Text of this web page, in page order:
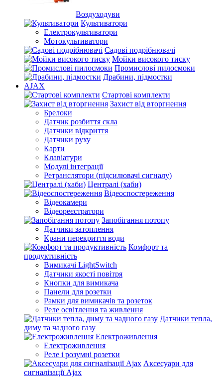
Воздуходуви
Культиватори
Електрокультиватори
Мотокультиватори
Садові подрібнювачі
Мойки високого тиску
Промислові пилосмоки
Драбини, підмостки
AJAX
Стартові комплекти
Захист від вторгнення
Брелоки
Датчик розбиття скла
Датчики відкриття
Датчики руху
Карти
Клавіатури
Модулі інтеграції
Ретранслятори (підсилювачі сигналу)
Централі (хаби)
Відеоспостереження
Відеокамери
Відеореєстратори
Запобігання потопу
Датчики затоплення
Крани перекриття води
Комфорт та
продуктивність
Вимикачі LightSwitch
Датчики якості повітря
Кнопки для вимикача
Панели для розетки
Рамки для вимикачів та розеток
Реле освітлення та живлення
Датчики тепла,
диму та чадного газу
Електроживлення
Електроживлення
Реле і розумні розетки
Аксесуари для
сигналізації Ajax